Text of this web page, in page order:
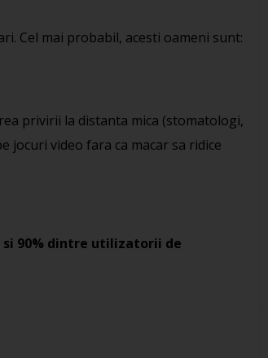
Cel mai probabil, acesti oameni sunt:
privirii la distanta mica (stomatologi,
jocuri video fara ca macar sa ridice
90% dintre utilizatorii de